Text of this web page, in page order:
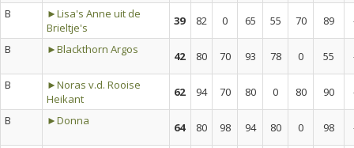
B
►Lisa's Anne uit de
Brieltje's
39 82 0 65 55 70 89
B
►Blackthorn Argos 42 80 70 93 78 0 55
B
►Noras v.d. Rooise
Heikant
62 94 70 80 0 80 90
B
►Donna 64 80 98 94 80 0 98